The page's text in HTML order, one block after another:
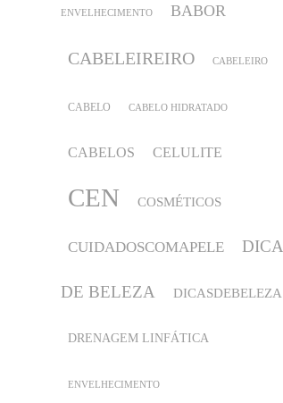
ENVELHECIMENTO BABOR
CABELEIREIRO CABELEIRO
CABELO CABELO HIDRATADO
CABELOS CELULITE
CEN COSMÉTICOS
CUIDADOSCOMAPELE DICA
DE BELEZA DICASDEBELEZA
DRENAGEM LINFÁTICA
ENVELHECIMENTO